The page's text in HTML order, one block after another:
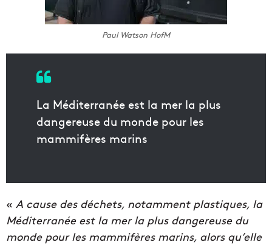
Paul Watson HofM
La Méditerranée est la mer la plus
dangereuse du monde pour les
mammifères marins
« A cause des déchets, notamment plastiques, la
Méditerranée est la mer la plus dangereuse du
monde pour les mammifères marins, alors qu’elle